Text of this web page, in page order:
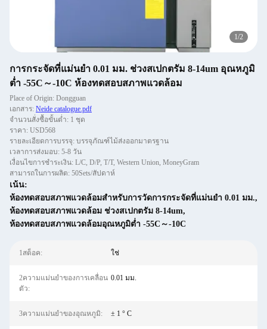
1/2
การกระจัดที่แม่นยำ 0.01 มม. ช่วงสเปกตรัม 8-14um อุณหภูมิ
ต่ำ -55C～-10C ห้องทดสอบสภาพแวดล้อม
Place of Origin: Dongguan
เอกสาร: Neide catalogue.pdf
จำนวนสั่งซื้อขั้นต่ำ: 1 ชุด
ราคา: USD568
รายละเอียดการบรรจุ: บรรจุภัณฑ์ไม้ส่งออกมาตรฐาน
เวลาการส่งมอบ: 5-8 วัน
เงื่อนไขการชำระเงิน: L/C, D/P, T/T, Western Union, MoneyGram
สามารถในการผลิต: 50Sets/สัปดาห์
เน้น:
ห้องทดสอบสภาพแวดล้อมสำหรับการวัดการกระจัดที่แม่นยำ 0.01 มม.,
ห้องทดสอบสภาพแวดล้อม ช่วงสเปกตรัม 8-14um,
ห้องทดสอบสภาพแวดล้อมอุณหภูมิต่ำ -55C～-10C
1สต็อค: ใช่
2ความแม่นยำของการเคลื่อน
ตัว:
0.01 มม.
3ความแม่นยำของอุณหภูมิ: ± 1 ° C